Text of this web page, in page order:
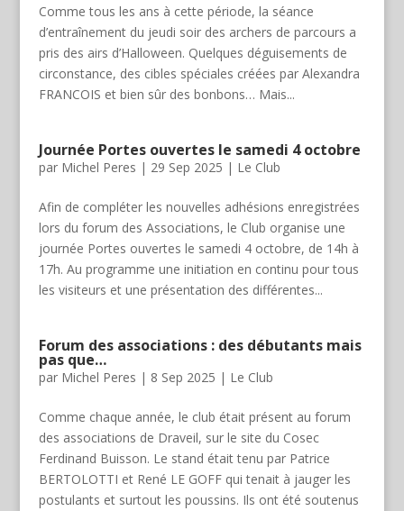
Comme tous les ans à cette période, la séance
d’entraînement du jeudi soir des archers de parcours a
pris des airs d’Halloween. Quelques déguisements de
circonstance, des cibles spéciales créées par Alexandra
FRANCOIS et bien sûr des bonbons… Mais...
Journée Portes ouvertes le samedi 4 octobre
par Michel Peres | 29 Sep 2025 | Le Club
Afin de compléter les nouvelles adhésions enregistrées
lors du forum des Associations, le Club organise une
journée Portes ouvertes le samedi 4 octobre, de 14h à
17h. Au programme une initiation en continu pour tous
les visiteurs et une présentation des différentes...
Forum des associations : des débutants mais
pas que…
par Michel Peres | 8 Sep 2025 | Le Club
Comme chaque année, le club était présent au forum
des associations de Draveil, sur le site du Cosec
Ferdinand Buisson. Le stand était tenu par Patrice
BERTOLOTTI et René LE GOFF qui tenait à jauger les
postulants et surtout les poussins. Ils ont été soutenus